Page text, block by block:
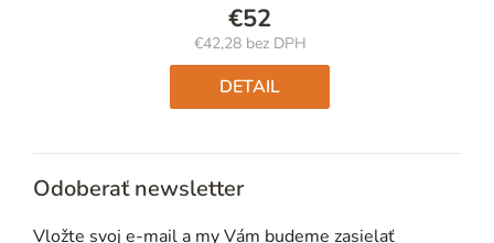
€52
€42,28 bez DPH
Jednotková
cena:
DETAIL
Odoberať newsletter
Vložte svoj e-mail a my Vám budeme zasielať